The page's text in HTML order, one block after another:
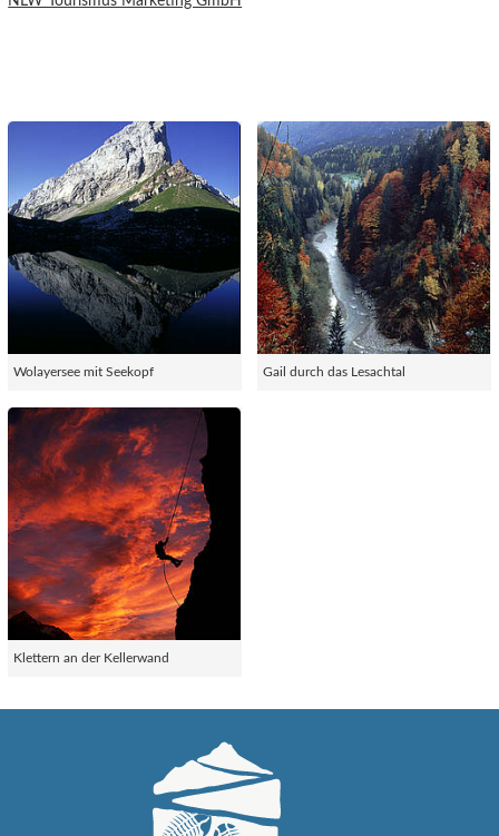
Wolayersee mit Seekopf Gail durch das Lesachtal
Klettern an der Kellerwand